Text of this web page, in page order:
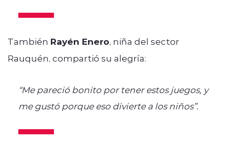
También Rayén Enero, niña del sector
Rauquén, compartió su alegría:
“Me pareció bonito por tener estos juegos, y
me gustó porque eso divierte a los niños”.